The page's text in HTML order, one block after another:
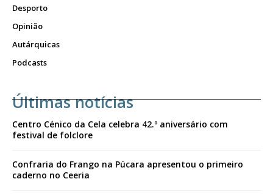
Desporto
Opinião
Autárquicas
Podcasts
Últimas notícias
Centro Cénico da Cela celebra 42.º aniversário com
festival de folclore
Confraria do Frango na Púcara apresentou o primeiro
caderno no Ceeria